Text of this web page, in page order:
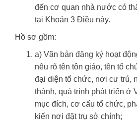
đến cơ quan nhà nước có
tại Khoản 3 Điều này.
Hồ sơ gồm:
a) Văn bản đăng ký hoạt
nêu rõ tên tôn giáo, tên tổ
đại diện tổ chức, nơi cư trú,
thành, quá trình phát triển ở
mục đích, cơ cấu tổ chức,
kiến nơi đặt trụ sở chính;